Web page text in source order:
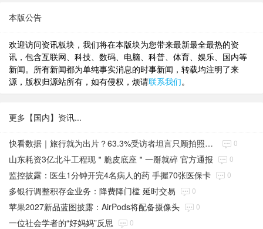
本版公告
欢迎访问资讯板块，我们将在本版块为您带来最新最全最热的资
讯，包含互联网、科技、数码、电脑、科普、体育、娱乐、国内等
新闻。所有新闻都为单纯事实消息的时事新闻，转载均注明了来
源，版权归源站所有，如有侵权，烦请联系我们。
更多【国内】资讯...
快看数据｜旅行就为出片？63.3%受访者坦言只顾拍照会忽视景色 0
山东耗资3亿北斗工程现＂脆皮底座＂一掰就碎 官方通报 0
监控披露：医生1分钟开完4名病人的药 手握70张医保卡 0
多银行调整积存金业务：降费降门槛 延时交易 0
苹果2027新品蓝图披露：AirPods将配备摄像头 0
一位社会学者的“好妈妈”反思 0